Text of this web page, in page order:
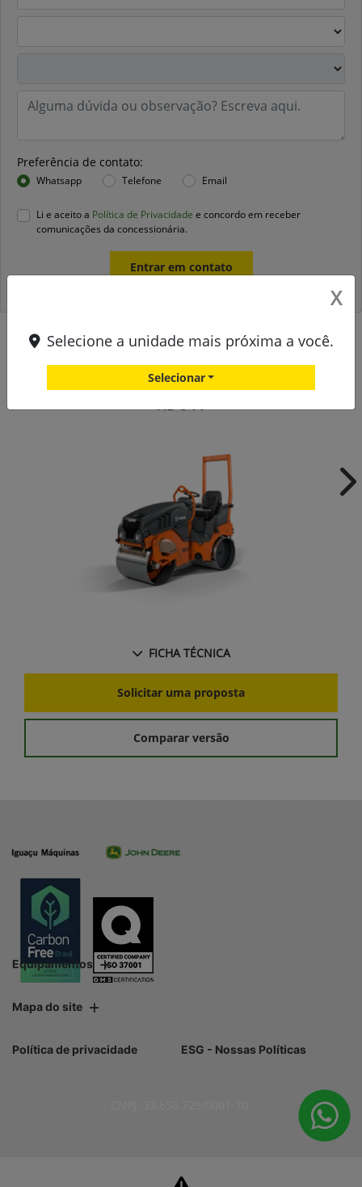
Preferência de contato:
Whatsapp Telefone Email
Li e aceito a Política de Privacidade e concordo em receber
comunicações da concessionária.
Entrar em contato
HD 8 VV
FICHA TÉCNICA
Solicitar uma proposta
Comparar versão
Equipamentos
Mapa do site
Política de privacidade ESG - Nossas Políticas
X
Selecione a unidade mais próxima a você.
Selecionar